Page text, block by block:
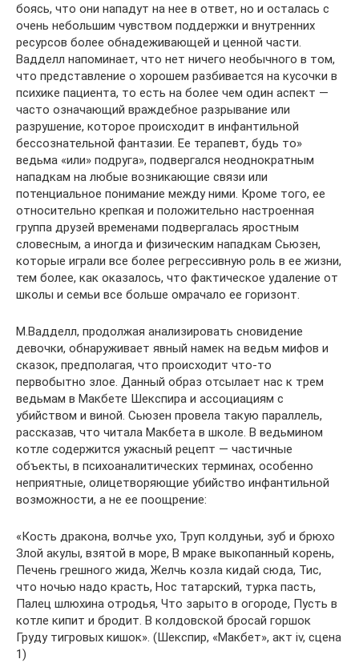
боясь, что они нападут на нее в ответ, но и осталась с
очень небольшим чувством поддержки и внутренних
ресурсов более обнадеживающей и ценной части.
Вадделл напоминает, что нет ничего необычного в том,
что представление о хорошем разбивается на кусочки в
психике пациента, то есть на более чем один аспект —
часто означающий враждебное разрывание или
разрушение, которое происходит в инфантильной
бессознательной фантазии. Ее терапевт, будь то»
ведьма «или» подруга», подвергался неоднократным
нападкам на любые возникающие связи или
потенциальное понимание между ними. Кроме того, ее
относительно крепкая и положительно настроенная
группа друзей временами подвергалась яростным
словесным, а иногда и физическим нападкам Сьюзен,
которые играли все более регрессивную роль в ее жизни,
тем более, как оказалось, что фактическое удаление от
школы и семьи все больше омрачало ее горизонт.
М.Вадделл, продолжая анализировать сновидение
девочки, обнаруживает явный намек на ведьм мифов и
сказок, предполагая, что происходит что-то
первобытно злое. Данный образ отсылает нас к трем
ведьмам в Макбете Шекспира и ассоциациям с
убийством и виной. Сьюзен провела такую параллель,
рассказав, что читала Макбета в школе. В ведьмином
котле содержится ужасный рецепт — частичные
объекты, в психоаналитических терминах, особенно
неприятные, олицетворяющие убийство инфантильной
возможности, а не ее поощрение:
«Кость дракона, волчье ухо, Труп колдуньи, зуб и брюхо
Злой акулы, взятой в море, В мраке выкопанный корень,
Печень грешного жида, Желчь козла кидай сюда, Тис,
что ночью надо красть, Нос татарский, турка пасть,
Палец шлюхина отродья, Что зарыто в огороде, Пусть в
котле кипит и бродит. В колдовской бросай горшок
Груду тигровых кишок». (Шекспир, «Макбет», акт iv, сцена
1)